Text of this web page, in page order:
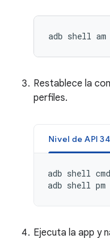
adb shell
Restablece la
perfiles.
adb shell cmd
adb shell pm
Ejecuta la app y